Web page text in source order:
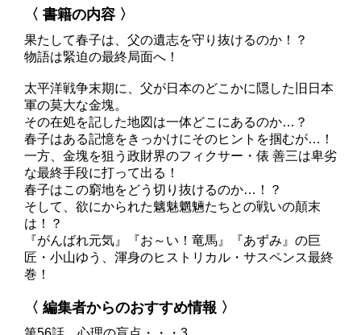
〈 書籍の内容 〉
果たして春子は、父の遺志を守り抜けるのか！？
物語は緊迫の最終局面へ！
太平洋戦争末期に、父が日本のどこかに隠した旧日本
軍の莫大な金塊。
その在処を記した地図は一体どこにあるのか…？
春子はある記憶をきっかけにそのヒントを掴むが…！
一方、金塊を狙う政財界のフィクサー・俵 善三は卑劣
な最終手段に打って出る！
春子はこの窮地をどう切り抜けるのか…！？
そして、欲にかられた魑魅魍魎たちとの戦いの顛末
は！？
『がんばれ元気』『お～い！竜馬』『あずみ』の巨
匠・小山ゆう、渾身のヒストリカル・サスペンス最終
巻！
〈 編集者からのおすすめ情報 〉